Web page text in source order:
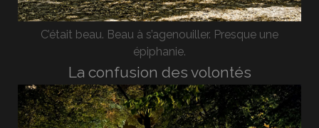
C’était beau. Beau à s’agenouiller. Presque une
épiphanie.
La confusion des volontés